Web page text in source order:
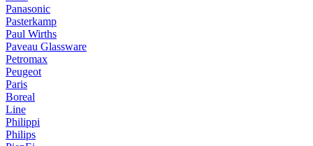
Panasonic
Pasterkamp
Paul Wirths
Paveau Glassware
Petromax
Peugeot
Paris
Boreal
Line
Philippi
Philips